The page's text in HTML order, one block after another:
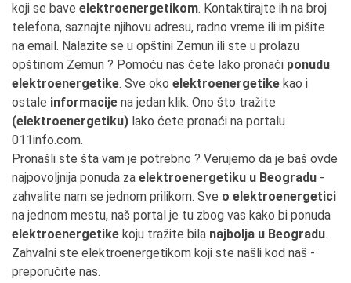
koji se bave elektroenergetikom. Kontaktirajte ih na broj
telefona, saznajte njihovu adresu, radno vreme ili im pišite
na email. Nalazite se u opštini Zemun ili ste u prolazu
opštinom Zemun ? Pomoću nas ćete lako pronaći ponudu
elektroenergetike. Sve oko elektroenergetike kao i
ostale informacije na jedan klik. Ono što tražite
(elektroenergetiku) lako ćete pronaći na portalu
011info.com.
Pronašli ste šta vam je potrebno ? Verujemo da je baš ovde
najpovoljnija ponuda za elektroenergetiku u Beogradu -
zahvalite nam se jednom prilikom. Sve o elektroenergetici
na jednom mestu, naš portal je tu zbog vas kako bi ponuda
elektroenergetike koju tražite bila najbolja u Beogradu.
Zahvalni ste elektroenergetikom koji ste našli kod naš -
preporučite nas.